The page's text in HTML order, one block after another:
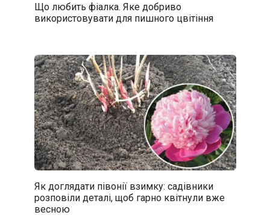
Що любить фіалка. Яке добриво
використовувати для пишного цвітіння
Як доглядати півонії взимку: садівники
розповіли деталі, щоб гарно квітнули вже
весною